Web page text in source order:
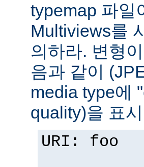
typemap 파일
Multiviews를
의하라. 변형
음과 같이
media type에
quality)을 표
URI: foo